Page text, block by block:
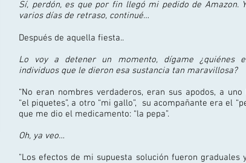
Sí, perdón, es que por fin llegó mi pedido de Amazon.
varios días de retraso, continué…
Después de aquella fiesta..
Lo voy a detener un momento, dígame ¿quiénes
individuos que le dieron esa sustancia tan maravillosa?
“No eran nombres verdaderos, eran sus apodos, a uno
“el piquetes”, a otro “mi gallo”, su acompañante era el
que me dio el medicamento: “la pepa”.
Oh, ya veo…
"Los efectos de mi supuesta solución fueron graduales